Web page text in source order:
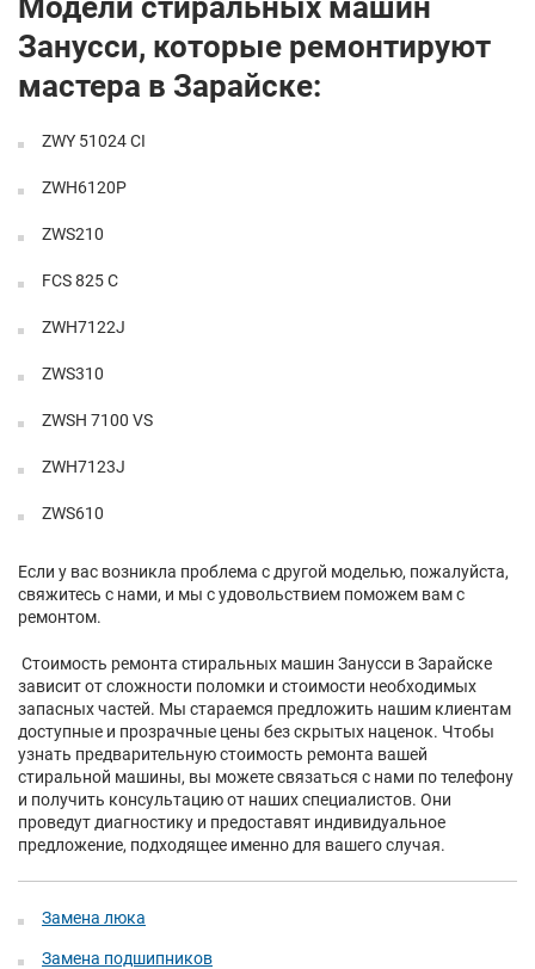
Модели стиральных машин
Занусси, которые ремонтируют
мастера в Зарайске:
ZWY 51024 CI
ZWH6120P
ZWS210
FCS 825 C
ZWH7122J
ZWS310
ZWSH 7100 VS
ZWH7123J
ZWS610
Если у вас возникла проблема с другой моделью, пожалуйста,
свяжитесь с нами, и мы с удовольствием поможем вам с
ремонтом.
Стоимость ремонта стиральных машин Занусси в Зарайске
зависит от сложности поломки и стоимости необходимых
запасных частей. Мы стараемся предложить нашим клиентам
доступные и прозрачные цены без скрытых наценок. Чтобы
узнать предварительную стоимость ремонта вашей
стиральной машины, вы можете связаться с нами по телефону
и получить консультацию от наших специалистов. Они
проведут диагностику и предоставят индивидуальное
предложение, подходящее именно для вашего случая.
Замена люка
Замена подшипников